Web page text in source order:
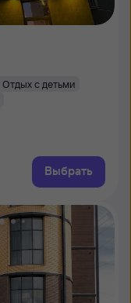
Отдых с детьми
Выбрать